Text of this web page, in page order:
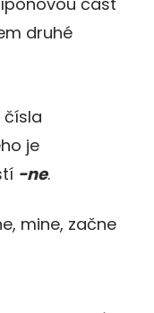
druhé
čísla
je
-ne.
mine, začne